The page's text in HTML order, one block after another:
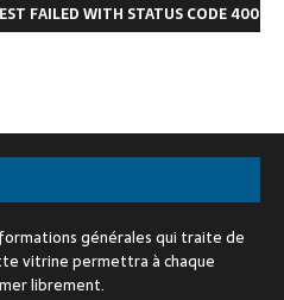
FAILED WITH STATUS CODE 400
générales qui traite de
vitrine permettra à chaque
librement.